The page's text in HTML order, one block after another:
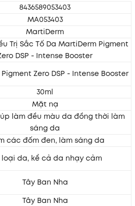
8436589053403
MA053403
MartiDerm
Trị Sắc Tố Da MartiDerm Pigment
DSP - Intense Booster
Zero DSP - Intense Booster
30ml
Mặt nạ
làm đều màu da đồng thời làm
sáng da
các đốm đen, làm sáng da
loại da, kể cả da nhạy cảm
Tây Ban Nha
Tây Ban Nha